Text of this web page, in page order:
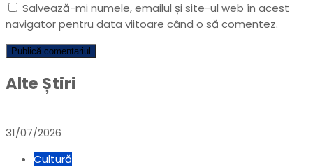
Salvează-mi numele, emailul și site-ul web în acest
navigator pentru data viitoare când o să comentez.
Alte Știri
31/07/2026
Cultură